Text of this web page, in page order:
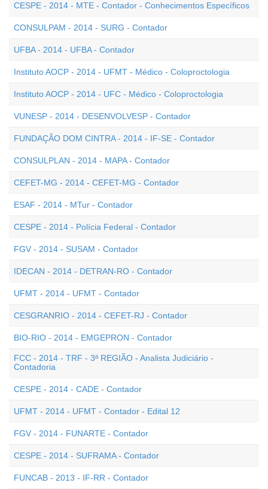
CESPE - 2014 - MTE - Contador - Conhecimentos Específicos
CONSULPAM - 2014 - SURG - Contador
UFBA - 2014 - UFBA - Contador
Instituto AOCP - 2014 - UFMT - Médico - Coloproctologia
Instituto AOCP - 2014 - UFC - Médico - Coloproctologia
VUNESP - 2014 - DESENVOLVESP - Contador
FUNDAÇÃO DOM CINTRA - 2014 - IF-SE - Contador
CONSULPLAN - 2014 - MAPA - Contador
CEFET-MG - 2014 - CEFET-MG - Contador
ESAF - 2014 - MTur - Contador
CESPE - 2014 - Polícia Federal - Contador
FGV - 2014 - SUSAM - Contador
IDECAN - 2014 - DETRAN-RO - Contador
UFMT - 2014 - UFMT - Contador
CESGRANRIO - 2014 - CEFET-RJ - Contador
BIO-RIO - 2014 - EMGEPRON - Contador
FCC - 2014 - TRF - 3ª REGIÃO - Analista Judiciário -
Contadoria
CESPE - 2014 - CADE - Contador
UFMT - 2014 - UFMT - Contador - Edital 12
FGV - 2014 - FUNARTE - Contador
CESPE - 2014 - SUFRAMA - Contador
FUNCAB - 2013 - IF-RR - Contador